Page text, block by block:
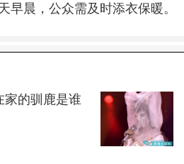
早晨，公众需及时添衣保暖。
家的驯鹿是谁